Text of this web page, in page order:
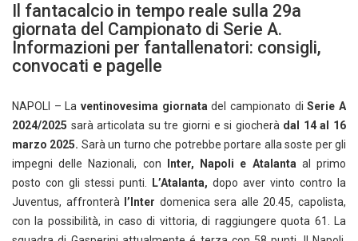
Il fantacalcio in tempo reale sulla 29a
giornata del Campionato di Serie A.
Informazioni per fantallenatori: consigli,
convocati e pagelle
NAPOLI – La ventinovesima giornatadel campionato diSerie A
2024/2025 sarà articolata su tre giorni e si giocherà dal 14 al 16
marzo 2025. Sarà un turno che potrebbe portare alla soste per gli
impegni delle Nazionali, con
Inter, Napoli e Atalantaal primo
posto con gli stessi punti.
L’Atalanta, dopo aver vinto contro la
Juventus, affronterà l’Inter domenica sera alle 20.45, capolista,
con la possibilità, in caso di vittoria, di raggiungere quota 61. La